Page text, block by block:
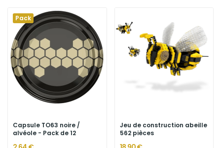
Pack
Capsule TO63 noire /
alvéole - Pack de 12
Jeu de construction abeille
562 pièces